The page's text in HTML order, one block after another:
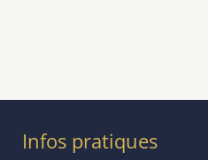
Infos pratiques